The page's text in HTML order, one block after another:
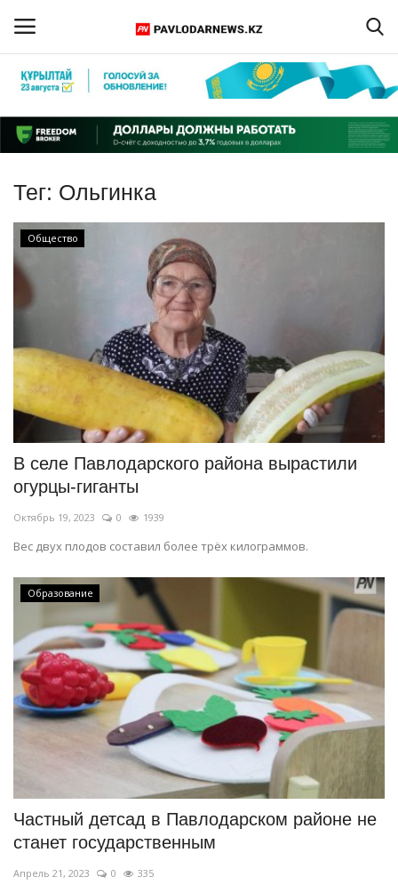
Регистрация
Главная
Обратная связь
ПАВЛОДАРСКАЯ ОБЛАСТЬ
СПЕЦПРОЕКТЫ
СПОРТ
Чек-лист
РАЗВЛЕЧЕНИЯ
Курултай
Язык
Қазақша Русский
Тег: Ольгинка
Общество
В селе Павлодарского района вырастили
огурцы-гиганты
Октябрь 19, 2023 0 1939
Вес двух плодов составил более трёх килограммов.
Образование
Частный детсад в Павлодарском районе не
станет государственным
Апрель 21, 2023 0 335